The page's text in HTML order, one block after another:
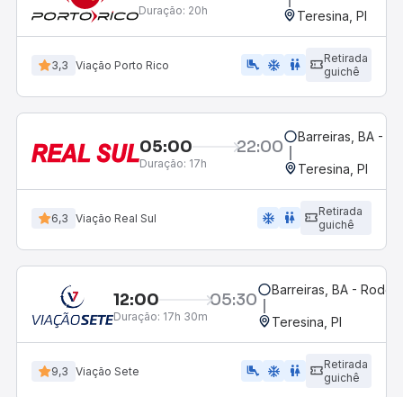
Duração: 20h Teresina, PI
3,3 Viação Porto Rico airline_seat_legroom_extra ac_unit wc
Retirada
guichê
05:00 22:00
Duração: 17h
Barreiras, BA -
Teresina, PI
6,3 Viação Real Sul ac_unit wc
Retirada
guichê
12:00 05:30
Duração: 17h 30m
Barreiras, BA -
Teresina, PI
9,3 Viação Sete airline_seat_legroom_extra ac_unit WC
Retirada
guichê